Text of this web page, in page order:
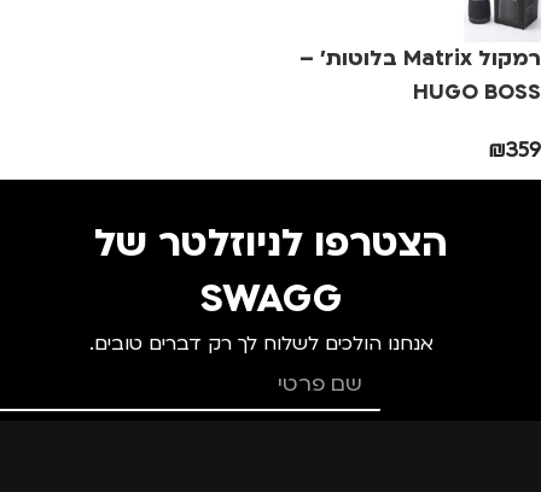
מתאים ל
גברים ,חיילים
רמקול Matrix בלוטות' –
HUGO BOSS
₪359
הצטרפו לניוזלטר של
SWAGG
אנחנו הולכים לשלוח לך רק דברים טובים.